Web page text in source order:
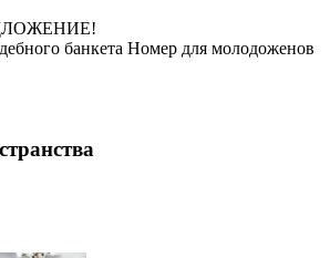
банкета Номер для молодоженов